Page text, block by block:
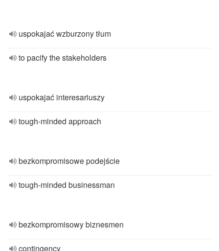
uspokajać wzburzony tłum
to pacify the stakeholders
uspokajać interesariuszy
tough-minded approach
bezkompromisowe podejście
tough-minded businessman
bezkompromisowy biznesmen
contingency